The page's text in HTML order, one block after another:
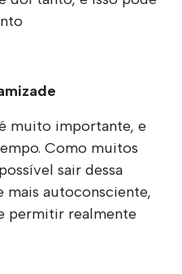
muito importante, e
Como muitos
sair dessa
mais autoconsciente,
permitir realmente